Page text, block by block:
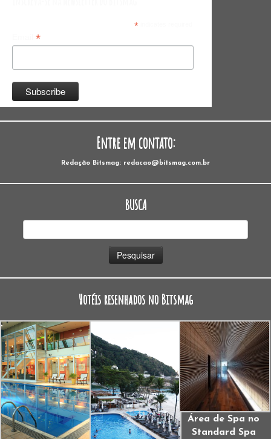
*indicates required
*
Entre em contato:
Redação Bitsmag: redacao@bitsmag.com.br
BUSCA
Hotéis resenhados no Bitsmag
Área de Spa no
Standard Spa